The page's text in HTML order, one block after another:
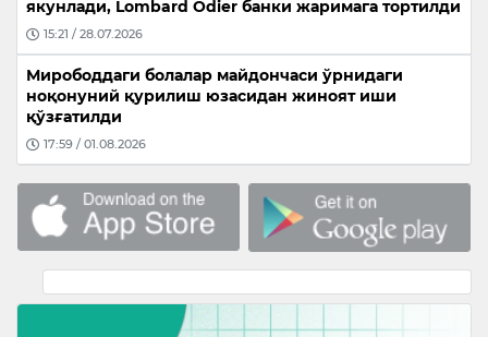
якунлади, Lombard Odier банки жаримага тортилди
15:21 / 28.07.2026
Мирободдаги болалар майдончаси ўрнидаги
ноқонуний қурилиш юзасидан жиноят иши
қўзғатилди
17:59 / 01.08.2026